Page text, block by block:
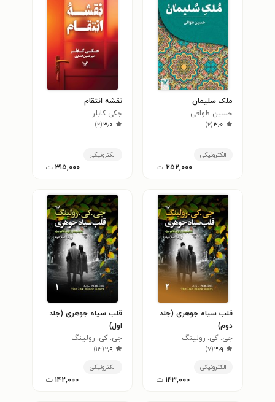
ملک سلیمان
حسین طوافی
۳٫۰(۲)
الکترونیکی
۲۵۲,۰۰۰ ت
نقشه انتقام
جکی کابلر
۳٫۰(۲)
الکترونیکی
۳۱۵,۰۰۰ ت
قلب سیاه جوهری (جلد
دوم)
جی. کی. رولینگ
۳٫۹(۷)
الکترونیکی
۱۴۳,۰۰۰ ت
قلب سیاه جوهری (جلد
اول)
جی. کی. رولینگ
۲٫۹(۱۳)
الکترونیکی
۱۴۲,۰۰۰ ت